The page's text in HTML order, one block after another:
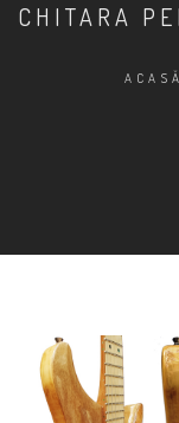
CHITARA
ACASĂ